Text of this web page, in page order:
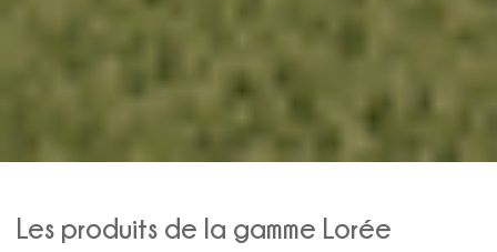
Les produits de la gamme Lorée